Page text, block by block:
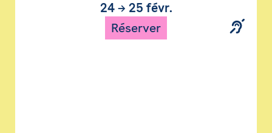
24→ 25 févr.
Réserver